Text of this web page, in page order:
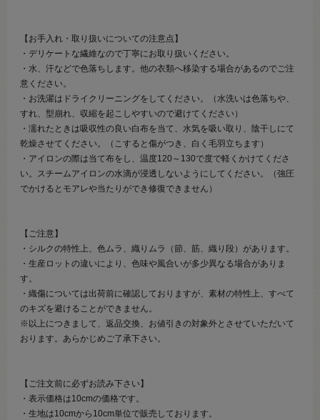
【お手入れ・取り扱いについての注意点】
・デリケートな繊維なので丁寧にお取り扱いください。
・水、汗などで色落ちします。他の衣類へ移染する場合があるのでご注
意ください。
・お洗濯はドライクリーニングをしてください。（水洗いは色落ちや、
すれ、型崩れ、収縮を起こしやすいので避けてください）
・濡れたときは吸収性の良い白布を当て、水気を吸い取り、陰干しにて
乾燥させてください。（こすると傷がつき、白く毛羽立ちます）
・アイロンの際は当て布をし、温度120～130で度で軽くかけてくださ
い。スチームアイロンの水滴が浸透しないようにしてください。（強圧
でかけるとモアレや当たりができ修復できません）
【ご注意】
・シルクの特性上、色ムラ、織りムラ（節、筋、織り段）があります。
・生産ロットの違いにより、色味や風合いが多少異なる場合がありま
す。
・織傷については出荷前に確認しておりますが、素材の特性上、すべて
のキズを避けることができません。
※以上につきまして、返品交換、お値引きの対象外とさせていただいて
おります。あらかじめご了承下さい。
【ご注文前に必ずお読み下さい】
・表示価格は10cmの価格です。
・生地は10cmから10cm単位で販売しております。